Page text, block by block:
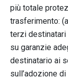
più totale
trasferimento:
terzi destinatari
su garanzie
destinatario ai
sull’adozione